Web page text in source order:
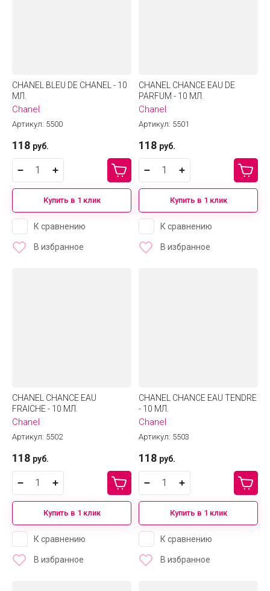
CHANEL BLEU DE CHANEL - 10
МЛ.
Chanel
Артикул: 5500
118 руб.
Купить в 1 клик
К сравнению
В избранное
CHANEL CHANCE EAU DE
PARFUM - 10 МЛ.
Chanel
Артикул: 5501
118 руб.
Купить в 1 клик
К сравнению
В избранное
CHANEL CHANCE EAU
FRAICHE - 10 МЛ.
Chanel
Артикул: 5502
118 руб.
Купить в 1 клик
К сравнению
В избранное
CHANEL CHANCE EAU TENDRE
- 10 МЛ.
Chanel
Артикул: 5503
118 руб.
Купить в 1 клик
К сравнению
В избранное